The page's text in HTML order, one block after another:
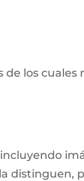
los cuales
distinguen,